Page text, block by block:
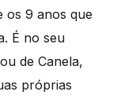
os 9 anos que
É no seu
de Canela,
próprias